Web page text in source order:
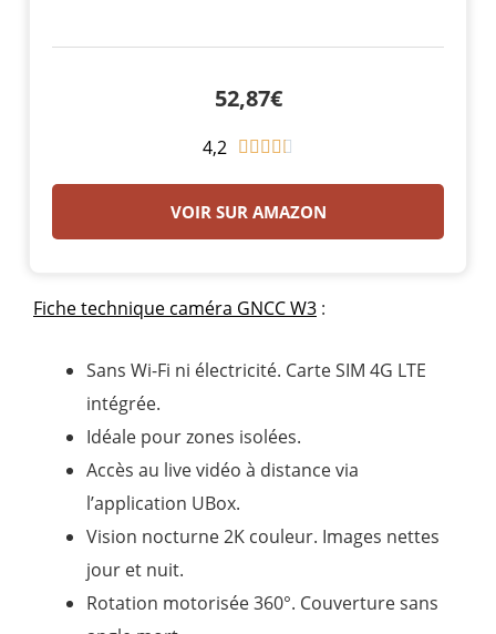
52,87€
4,2     
t
3
u
5
VOIR SUR AMAZON
Fiche technique caméra GNCC W3 :
Sans Wi-Fi ni électricité. Carte SIM 4G LTE
intégrée.
Idéale pour zones isolées.
Accès au live vidéo à distance via
l’application UBox.
Vision nocturne 2K couleur. Images nettes
jour et nuit.
Rotation motorisée 360°. Couverture sans